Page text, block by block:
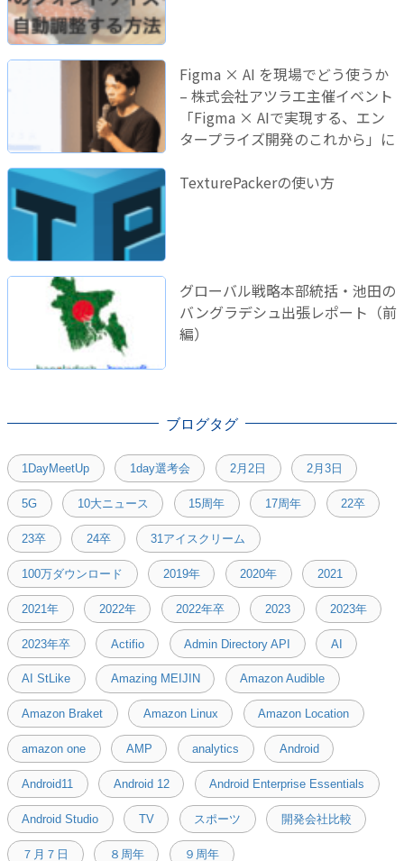
Figma × AI を現場でどう使うか
– 株式会社アツラエ主催イベント
「Figma × AIで実現する、エン
タープライズ開発のこれから」に
TexturePackerの使い方
グローバル戦略本部統括・池田の
バングラデシュ出張レポート（前
編）
ブログタグ
1DayMeetUp 1day選考会 2月2日 2月3日
5G 10大ニュース 15周年 17周年 22卒
23卒 24卒 31アイスクリーム
100万ダウンロード 2019年 2020年 2021
2021年 2022年 2022年卒 2023 2023年
2023年卒 Actifio Admin Directory API AI
AI StLike Amazing MEIJIN Amazon Audible
Amazon Braket Amazon Linux Amazon Location
amazon one AMP analytics Android
Android11 Android 12 Android Enterprise Essentials
Android Studio TV スポーツ 開発会社比較
７月７日 ８周年 ９周年